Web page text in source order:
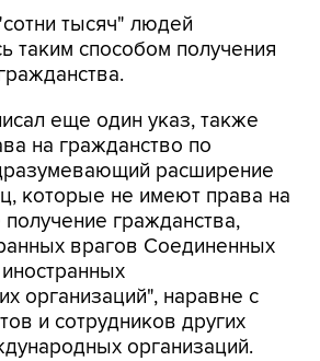
тысяч" людей
таким способом получения
еще один указ, также
на гражданство по
расширение
которые не имеют права на
гражданства,
врагов Соединенных
организаций", наравне с
и сотрудников других
организаций.